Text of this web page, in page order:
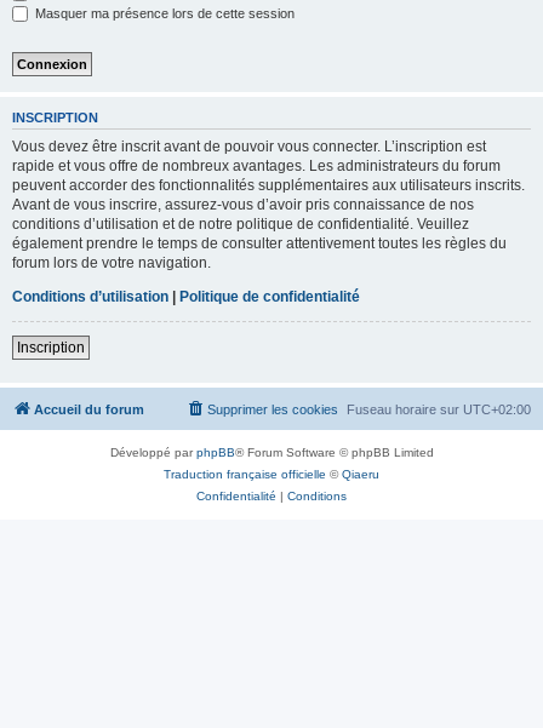
Masquer ma présence lors de cette session
INSCRIPTION
Vous devez être inscrit avant de pouvoir vous connecter. L’inscription est
rapide et vous offre de nombreux avantages. Les administrateurs du forum
peuvent accorder des fonctionnalités supplémentaires aux utilisateurs inscrits.
Avant de vous inscrire, assurez-vous d’avoir pris connaissance de nos
conditions d’utilisation et de notre politique de confidentialité. Veuillez
également prendre le temps de consulter attentivement toutes les règles du
forum lors de votre navigation.
Conditions d’utilisation | Politique de confidentialité
Inscription
Accueil du forum Fuseau horaire sur UTC+02:00
Supprimer les cookies
Développé parphpBB® Forum Software © phpBB Limited
Traduction française officielle ©Qiaeru
Confidentialité | Conditions